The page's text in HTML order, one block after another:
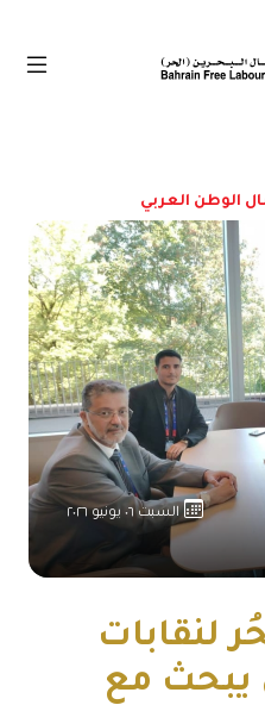
الوطن العربي
السبت ٠٦ يونيو ٢٠٢٦
لنقابات
يبحث مع